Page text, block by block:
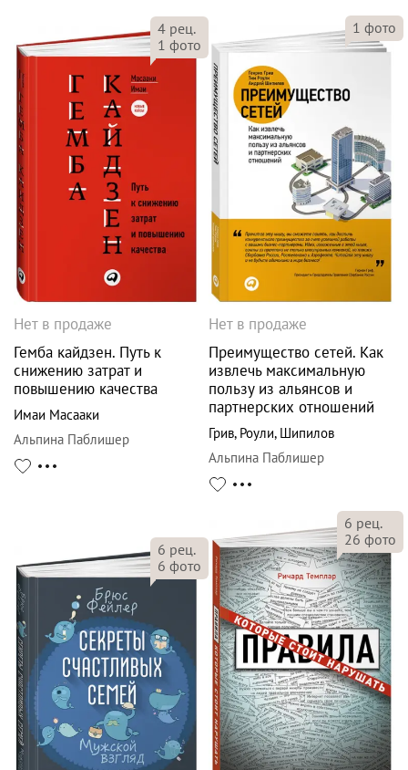
4 рец.
1 фото
Нет в продаже
Гемба кайдзен. Путь к
снижению затрат и
повышению качества
Имаи Масааки
Альпина Паблишер
1 фото
Нет в продаже
Преимущество сетей. Как
извлечь максимальную
пользу из альянсов и
партнерских отношений
Грив, Роули, Шипилов
Альпина Паблишер
6 рец.
6 фото
6 рец.
26 фото